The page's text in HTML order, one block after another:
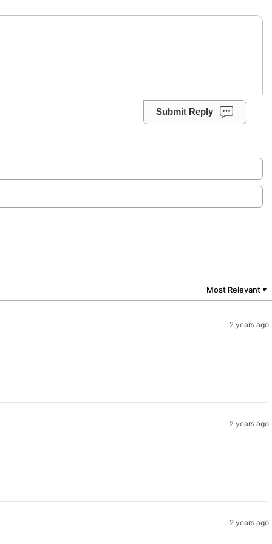
Submit Reply
Most Relevant ▼
2 years ago
2 years ago
2 years ago